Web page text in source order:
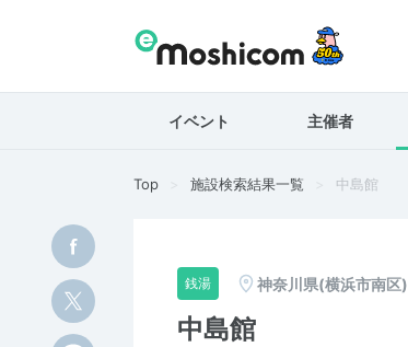
イベント 主催者
Top 施設検索結果一覧 中島館
銭湯 神奈川県(横浜市南区)
中島館